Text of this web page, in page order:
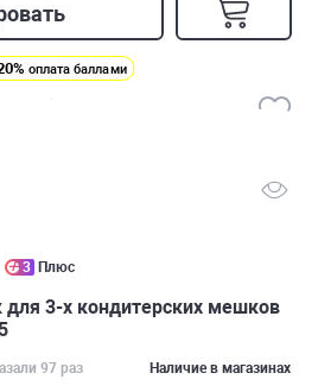
оплата баллами
3 Плюс
3-х кондитерских мешков
97 раз Наличие в магазинах